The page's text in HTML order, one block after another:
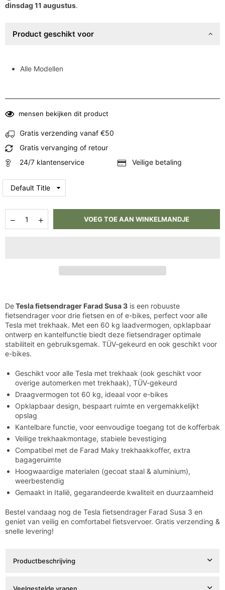
dinsdag 11 augustus.
Product geschikt voor
Alle Modellen
mensen bekijken dit product
Gratis verzending vanaf €50
Gratis vervanging of retour
24/7 klantenservice
Veilige betaling
Aantal
verlagen
Aantal
verhogen
VOEG TOE AAN WINKELMANDJE
DeTesla fietsendrager Farad Susa 3 is een robuuste
fietsendrager voor drie fietsen en of e-bikes, perfect voor alle
Tesla met trekhaak. Met een 60 kg laadvermogen, opklapbaar
ontwerp en kantelfunctie biedt deze fietsendrager optimale
stabiliteit en gebruiksgemak. TÜV-gekeurd en ook geschikt voor
e-bikes.
Geschikt voor alle Tesla met trekhaak (ook geschikt voor
overige automerken met trekhaak), TÜV-gekeurd
Draagvermogen tot 60 kg, ideaal voor e-bikes
Opklapbaar design, bespaart ruimte en vergemakkelijkt
opslag
Kantelbare functie, voor eenvoudige toegang tot de kofferbak
Veilige trekhaakmontage, stabiele bevestiging
Compatibel met de Farad Maky trekhaakkoffer, extra
bagageruimte
Hoogwaardige materialen (gecoat staal & aluminium),
weerbestendig
Gemaakt in Italië, gegarandeerde kwaliteit en duurzaamheid
Bestel vandaag nog de Tesla fietsendrager Farad Susa 3 en
geniet van veilig en comfortabel fietsvervoer. Gratis verzending &
snelle levering!
Productbeschrijving